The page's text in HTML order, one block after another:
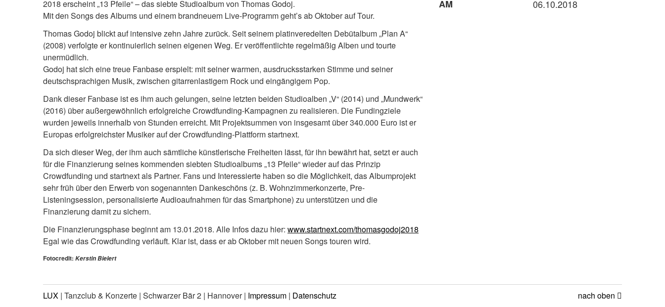
2018 erscheint „13 Pfeile“ – das siebte Studioalbum von Thomas Godoj.
Mit den Songs des Albums und einem brandneuem Live-Programm geht’s ab Oktober auf Tour.
Thomas Godoj blickt auf intensive zehn Jahre zurück. Seit seinem platinveredelten Debütalbum „Plan A“
(2008) verfolgte er kontinuierlich seinen eigenen Weg. Er veröffentlichte regelmäßig Alben und tourte
unermüdlich.
Godoj hat sich eine treue Fanbase erspielt: mit seiner warmen, ausdrucksstarken Stimme und seiner
deutschsprachigen Musik, zwischen gitarrenlastigem Rock und eingängigem Pop.
Dank dieser Fanbase ist es ihm auch gelungen, seine letzten beiden Studioalben „V“ (2014) und „Mundwerk“
(2016) über außergewöhnlich erfolgreiche Crowdfunding-Kampagnen zu realisieren. Die Fundingziele
wurden jeweils innerhalb von Stunden erreicht. Mit Projektsummen von insgesamt über 340.000 Euro ist er
Europas erfolgreichster Musiker auf der Crowdfunding-Plattform startnext.
Da sich dieser Weg, der ihm auch sämtliche künstlerische Freiheiten lässt, für ihn bewährt hat, setzt er auch
für die Finanzierung seines kommenden siebten Studioalbums „13 Pfeile“ wieder auf das Prinzip
Crowdfunding und startnext als Partner. Fans und Interessierte haben so die Möglichkeit, das Albumprojekt
sehr früh über den Erwerb von sogenannten Dankeschöns (z. B. Wohnzimmerkonzerte, Pre-
Listeningsession, personalisierte Audioaufnahmen für das Smartphone) zu unterstützen und die
Finanzierung damit zu sichern.
Die Finanzierungsphase beginnt am 13.01.2018. Alle Infos dazu hier: www.startnext.com/thomasgodoj2018
Egal wie das Crowdfunding verläuft. Klar ist, dass er ab Oktober mit neuen Songs touren wird.
Fotocredit: Kerstin Bielert
AM 06.10.2018
nach oben
LUX | Tanzclub & Konzerte | Schwarzer Bär 2 | Hannover | Impressum | Datenschutz